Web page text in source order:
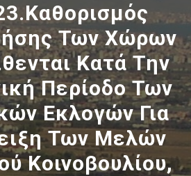
Των Χώρων
Κατά Την
Περίοδο Των
Εκλογών Για
Των Μελών
Κοινοβουλίου,